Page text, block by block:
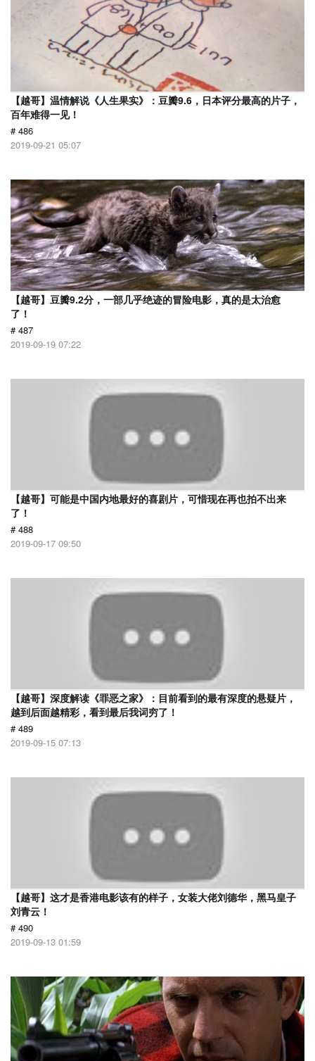
【越哥】温情解说《人生果实》：豆瓣9.6，日本评分最高的片子，
百年难得一见！
# 486
2019-09-21 05:07
【越哥】豆瓣9.2分，一部几乎绝迹的冒险电影，真的是太治愈
了！
# 487
2019-09-19 07:22
【越哥】可能是中国内地最好的喜剧片，可惜现在再也拍不出来
了！
# 488
2019-09-17 09:50
【越哥】深度解读《罪恶之家》：目前看到的最有深度的悬疑片，
越到后面越精彩，看到最后我词穷了！
# 489
2019-09-15 07:13
【越哥】这才是香港电影该有的样子，女装大佬刘德华，黑马皇子
刘青云！
# 490
2019-09-13 01:59